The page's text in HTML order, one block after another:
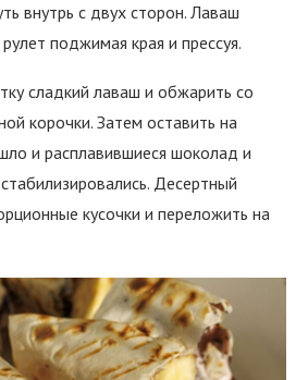
внутрь с двух сторон. Лаваш
поджимая края и прессуя.
сладкий лаваш и обжарить со
корочки. Затем оставить на
и расплавившиеся шоколад и
Десертный
кусочки и переложить на